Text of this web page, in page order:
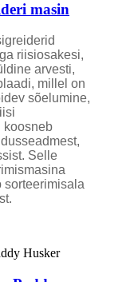
masin
riisiosakesi,
arvesti,
millel on
sõelumine,
koosneb
Selle
sorteerimisala